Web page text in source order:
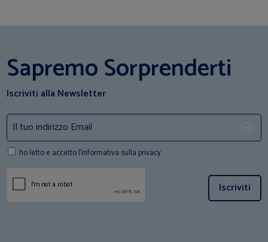
Sapremo Sorprenderti
Iscriviti alla Newsletter
ho letto e accetto l'informativa sulla privacy
Iscriviti